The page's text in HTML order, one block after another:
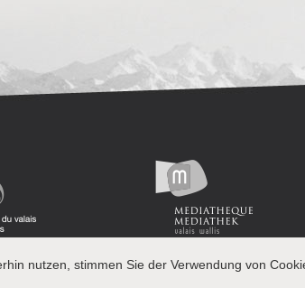
nutzen, stimmen Sie der Verwendung von